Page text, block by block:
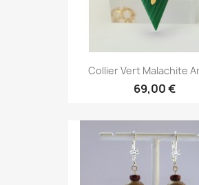
Collier Vert Malachite
69,00 €